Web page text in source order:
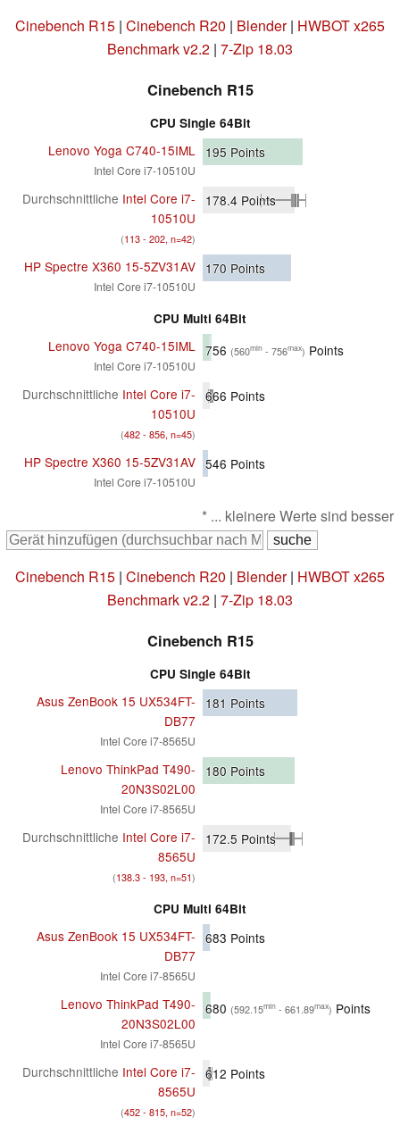
Cinebench R15 | Cinebench R20 | Blender| HWBOT x265
Benchmark v2.2 | 7-Zip 18.03
Cinebench R15
CPU Single 64Bit
Lenovo Yoga C740-15IML
Intel Core i7-10510U
195 Points
Durchschnittliche Intel Core i7-
10510U
(113 - 202, n=42)
178.4 Points
HP Spectre X360 15-5ZV31AV
Intel Core i7-10510U
170 Points
CPU Multi 64Bit
Lenovo Yoga C740-15IML
Intel Core i7-10510U
756 (560min - 756max) Points
Durchschnittliche Intel Core i7-
10510U
(482 - 856, n=45)
666 Points
HP Spectre X360 15-5ZV31AV
Intel Core i7-10510U
546 Points
* ... kleinere Werte sind besser
Cinebench R15 | Cinebench R20 | Blender| HWBOT x265
Benchmark v2.2 | 7-Zip 18.03
Cinebench R15
CPU Single 64Bit
Asus ZenBook 15 UX534FT-
DB77
Intel Core i7-8565U
181 Points
Lenovo ThinkPad T490-
20N3S02L00
Intel Core i7-8565U
180 Points
Durchschnittliche Intel Core i7-
8565U
(138.3 - 193, n=51)
172.5 Points
CPU Multi 64Bit
Asus ZenBook 15 UX534FT-
DB77
Intel Core i7-8565U
683 Points
Lenovo ThinkPad T490-
20N3S02L00
Intel Core i7-8565U
680 (592.15min - 661.89max) Points
Durchschnittliche Intel Core i7-
8565U
(452 - 815, n=52)
612 Points